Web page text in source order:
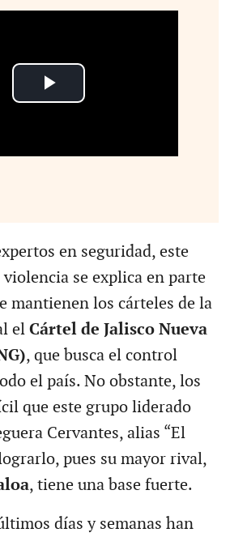
en seguridad, este
se explica en parte
mantienen los cárteles de la
el Cártel de Jalisco Nueva
, que busca el control
el país. No obstante, los
que este grupo liderado
Cervantes, alias “El
pues su mayor rival,
, tiene una base fuerte.
días y semanas han